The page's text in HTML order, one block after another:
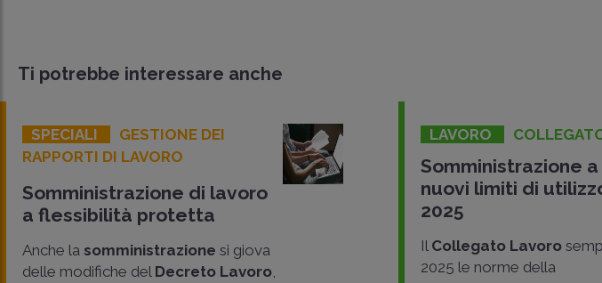
Ti potrebbe interessare anche
SPECIALI
GESTIONE DEI
RAPPORTI DI LAVORO
Somministrazione di lavoro
a flessibilità protetta
Anche la somministrazione si giova
delle modifiche del Decreto Lavoro,
LAVORO
Somministrazione
nuovi limiti di
2025
Il Collegato Lavoro
2025 le norme della